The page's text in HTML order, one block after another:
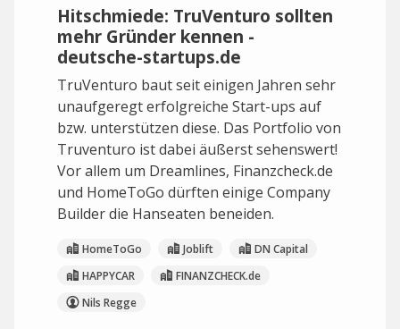
Hitschmiede: TruVenturo sollten
mehr Gründer kennen -
deutsche-startups.de
TruVenturo baut seit einigen Jahren sehr
unaufgeregt erfolgreiche Start-ups auf
bzw. unterstützen diese. Das Portfolio von
Truventuro ist dabei äußerst sehenswert!
Vor allem um Dreamlines, Finanzcheck.de
und HomeToGo dürften einige Company
Builder die Hanseaten beneiden.
HomeToGo Joblift
DN Capital
HAPPYCAR
FINANZCHECK.de
Nils Regge